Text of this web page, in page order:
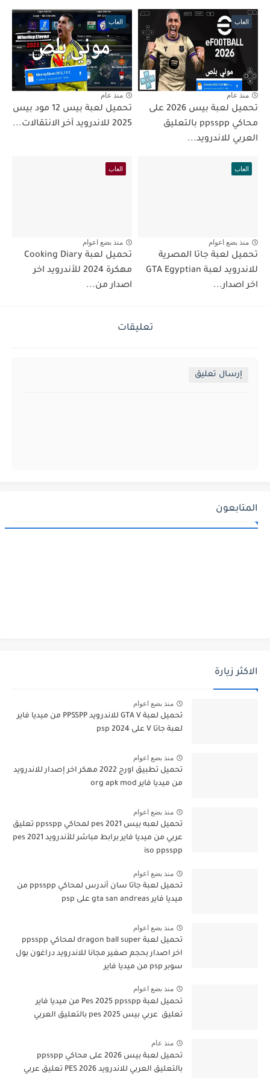
العاب
منذ عام
تحميل لعبة بيس 2026 على
محاكي ppsspp بالتعليق
العربي للاندرويد...
العاب
منذ عام
تحميل لعبة بيس 12 مود بيس
2025 للاندرويد آخر الانتقالات...
العاب
منذ بضع اعوام
تحميل لعبة جاتا المصرية
للاندرويد لعبة GTA Egyptian
اخر اصدار...
العاب
منذ بضع اعوام
تحميل لعبة Cooking Diary
مهكرة 2024 للأندرويد اخر
اصدار من...
تعليقات
إرسال تعليق
المتابعون
الاكثر زيارة
منذ بضع اعوام
تحميل لعبة GTA V للاندرويد PPSSPP من ميديا فاير
لعبة جاتا V على psp 2024
منذ بضع اعوام
تحميل تطبيق اورج 2022 مهكر اخر إصدار للاندرويد
من ميديا فاير org apk mod
منذ بضع اعوام
تحميل لعبه بيس pes 2021 لمحاكي ppsspp تعليق
عربي من ميديا فاير برابط مباشر للأندرويد pes 2021
iso ppsspp
منذ بضع اعوام
تحميل لعبة جاتا سان أندرس لمحاكي ppsspp من
ميديا فاير gta san andreas على psp
منذ بضع اعوام
تحميل لعبة dragon ball super لمحاكي ppsspp
اخر اصدار بحجم صغير مجانا للاندرويد دراغون بول
سوبر psp من ميديا فاير
منذ بضع اعوام
تحميل لعبة Pes 2025 ppsspp من ميديا فاير
تعليق عربي بيس pes 2025 بالتعليق العربي
منذ عام
تحميل لعبة بيس 2026 على محاكي ppsspp
بالتعليق العربي للاندرويد PES 2026 تعليق عربي